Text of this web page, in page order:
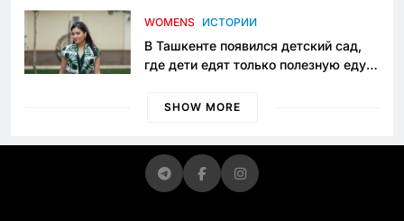
приговору
WOMENS ИСТОРИИ
В Ташкенте появился детский сад,
где дети едят только полезную еду.
просить «кашу без сахара»
SHOW MORE